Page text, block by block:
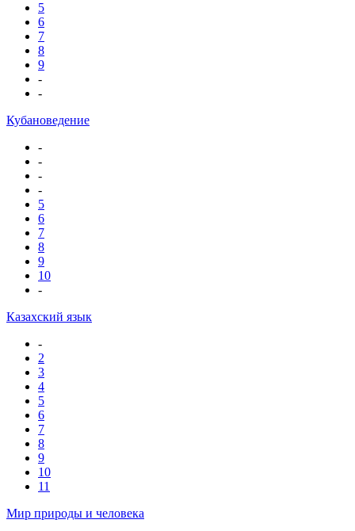
5
6
7
8
9
-
-
Кубановедение
-
-
-
-
5
6
7
8
9
10
-
Казахский язык
-
2
3
4
5
6
7
8
9
10
11
Мир природы и человека